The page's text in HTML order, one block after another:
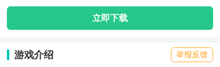
立即下载
游戏介绍 举报反馈